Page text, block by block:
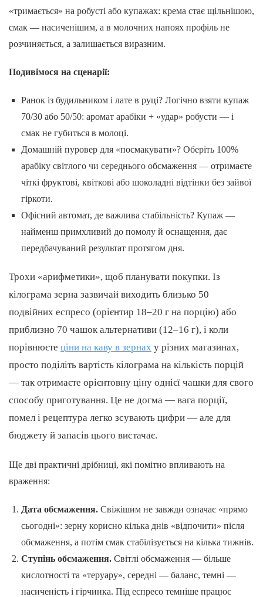
«тримається» на робусті або купажах: крема стає щільнішою,
смак — насиченішим, а в молочних напоях профіль не
розчиняється, а залишається виразним.
Подивімося на сценарії:
Ранок із будильником і лате в руці? Логічно взяти купаж
70/30 або 50/50: аромат арабіки + «удар» робусти — і
смак не губиться в молоці.
Домашній пуровер для «посмакувати»? Оберіть 100%
арабіку світлого чи середнього обсмаження — отримаєте
чіткі фруктові, квіткові або шоколадні відтінки без зайвої
гіркоти.
Офісний автомат, де важлива стабільність? Купаж —
найменш примхливий до помолу й оснащення, дає
передбачуваний результат протягом дня.
Трохи «арифметики», щоб планувати покупки. Із
кілограма зерна зазвичай виходить близько 50
подвійних еспресо (орієнтир 18–20 г на порцію) або
приблизно 70 чашок альтернативи (12–16 г), і коли
порівнюєте ціни на каву в зернах у різних магазинах,
просто поділіть вартість кілограма на кількість порцій
— так отримаєте орієнтовну ціну однієї чашки для свого
способу приготування. Це не догма — вага порції,
помел і рецептура легко зсувають цифри — але для
бюджету й запасів цього вистачає.
Ще дві практичні дрібниці, які помітно впливають на
враження:
Дата обсмаження.Свіжішим не завжди означає «прямо
сьогодні»: зерну корисно кілька днів «відпочити» після
обсмаження, а потім смак стабілізується на кілька тижнів.
Ступінь обсмаження.Світлі обсмаження — більше
кислотності та «теруару», середні — баланс, темні —
насиченість і гірчинка. Під еспресо темніше працює